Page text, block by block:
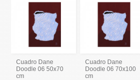
Cuadro Dane
Doodle 06 50x70
cm
Cuadro Dane
Doodle 06 70x100
cm